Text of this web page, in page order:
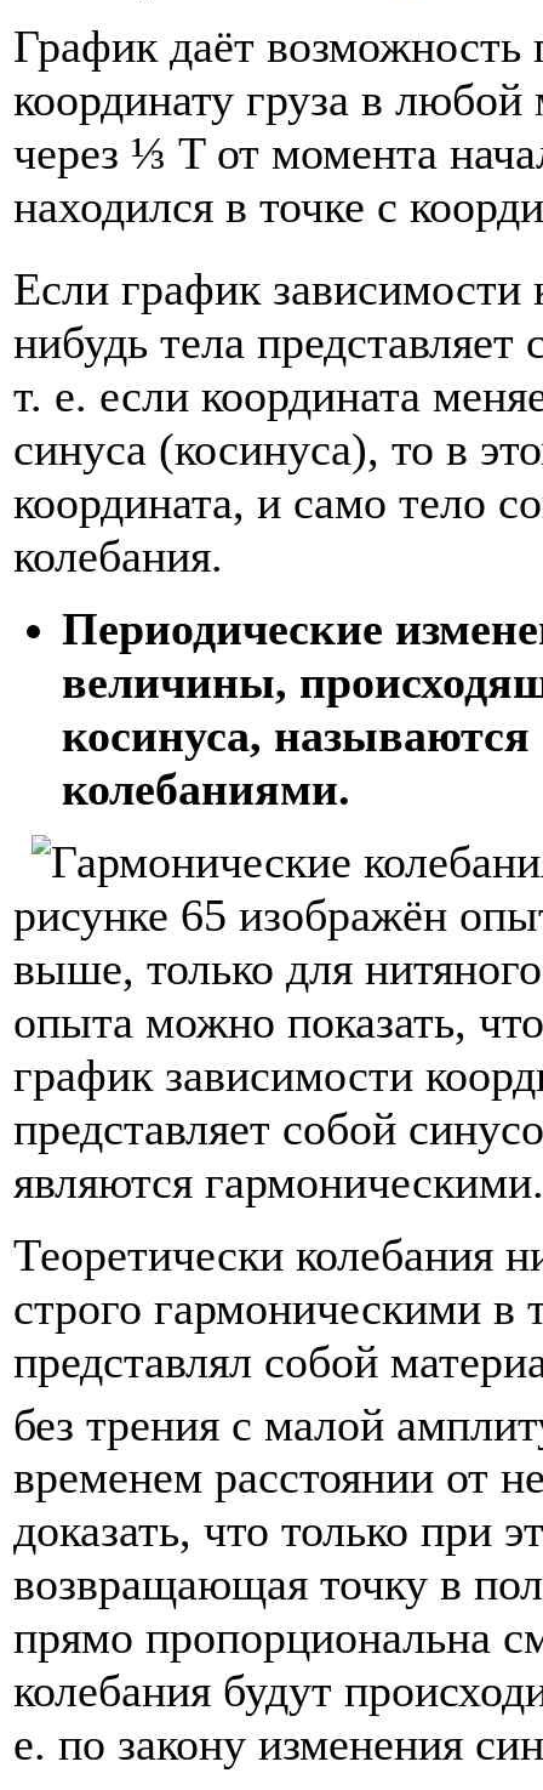
График даёт возможность
координату груза в
через ⅓ T от момента
находился в точке с
Если график зависимости
нибудь тела
т. е. если координата
синуса (косинуса), то в
координата, и само тело
колебания.
Периодические
величины,
косинуса,
колебаниями.
рисунке 65 изображён
выше, только для
опыта можно показать,
график зависимости
представляет собой
являются гармоническими.
Теоретически колебания
строго гармоническими в
представлял собой
без трения с малой
временем расстоянии от
доказать, что только при
возвращающая точку в
прямо пропорциональна
колебания будут
е. по закону изменения